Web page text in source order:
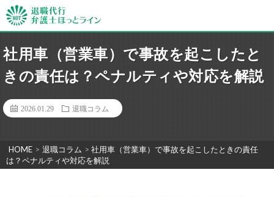
社用車（営業車）で事故を起こしたと
きの責任は？ペナルティや対応を解説
2026.01.29 退職コラム
HOME > 退職コラム > 社用車（営業車）で事故を起こしたときの責任
は？ペナルティや対応を解説